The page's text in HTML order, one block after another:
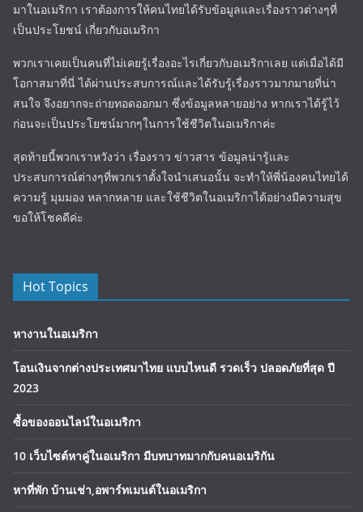
มาในอเมริกา เราต้องการให้คนไทยได้รับข้อมูลและเรื่องราวต่างๆที่
เป็นประโยชน์ เกี่ยวกับอเมริกา
พวกเราเคยเป็นคนที่ไม่เคยรู้เรื่องอะไรเกี่ยวกับอเมริกาเลย แต่เมื่อได้มี
โอกาสมาที่นี่ ได้ผ่านประสบการณ์และได้รับรู้เรื่องราวมากมายที่น่า
สนใจ จึงอยากจะถ่ายทอดออกมา ซึ่งข้อมูลหลายอย่าง หากเราได้รู้ไว้
ก่อนจะเป็นประโยชน์มากๆในการใช้ชีวิตในอเมริกาค่ะ
สุดท้ายนี้พวกเราหวังว่า เรื่องราว ข่าวสาร ข้อมูลน่ารู้และ
ประสบการณ์ต่างๆที่พวกเราตั้งใจนำเสนอนั้น จะทำให้พี่น้องคนไทยได้
ความรู้ มุมมอง หลากหลาย และใช้ชีวิตในอเมริกาได้อย่างมีความสุข
ขอให้โชคดีค่ะ
Hot Topics
หางานในอเมริกา
โอนเงินจากต่างประเทศมาไทย แบบไหนดี รวดเร็ว ปลอดภัยที่สุด ปี
2023
ซื้อของออนไลน์ในอเมริกา
10 เว็บไซต์หาคู่ในอเมริกา มีบทบาทมากกับคนอเมริกัน
หาที่พัก บ้านเช่า,อพาร์ทเมนต์ในอเมริกา